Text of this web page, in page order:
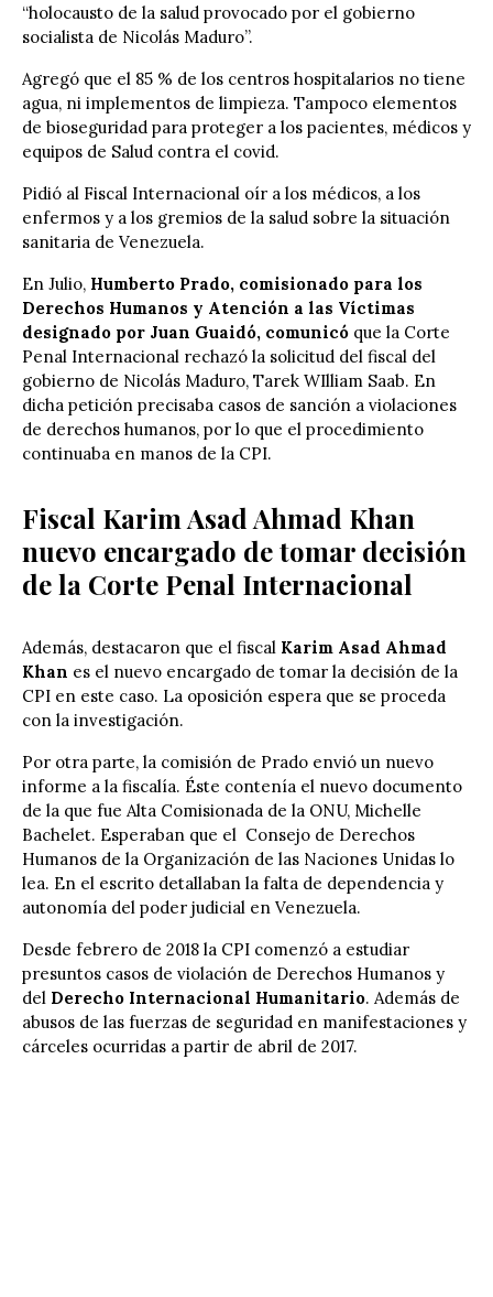
“holocausto de la salud provocado por el gobierno
socialista de Nicolás Maduro”.
Agregó que el 85 % de los centros hospitalarios no tiene
agua, ni implementos de limpieza. Tampoco elementos
de bioseguridad para proteger a los pacientes, médicos y
equipos de Salud contra el covid.
Pidió al Fiscal Internacional oír a los médicos, a los
enfermos y a los gremios de la salud sobre la situación
sanitaria de Venezuela.
En Julio, Humberto Prado, comisionado para los
Derechos Humanos y Atención a las Víctimas
designado por Juan Guaidó, comunicó que la Corte
Penal Internacional rechazó la solicitud del fiscal del
gobierno de Nicolás Maduro, Tarek WIlliam Saab. En
dicha petición precisaba casos de sanción a violaciones
de derechos humanos, por lo que el procedimiento
continuaba en manos de la CPI.
Fiscal Karim Asad Ahmad Khan
nuevo encargado de tomar decisión
de la Corte Penal Internacional
Además, destacaron que el fiscal Karim Asad Ahmad
Khan es el nuevo encargado de tomar la decisión de la
CPI en este caso. La oposición espera que se proceda
con la investigación.
Por otra parte, la comisión de Prado envió un nuevo
informe a la fiscalía. Éste contenía el nuevo documento
de la que fue Alta Comisionada de la ONU, Michelle
Bachelet. Esperaban que el Consejo de Derechos
Humanos de la Organización de las Naciones Unidas lo
lea. En el escrito detallaban la falta de dependencia y
autonomía del poder judicial en Venezuela.
Desde febrero de 2018 la CPI comenzó a estudiar
presuntos casos de violación de Derechos Humanos y
del Derecho Internacional Humanitario. Además de
abusos de las fuerzas de seguridad en manifestaciones y
cárceles ocurridas a partir de abril de 2017.